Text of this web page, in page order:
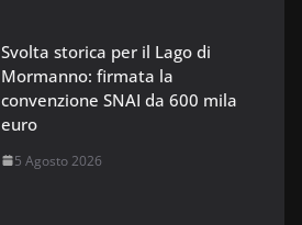
Svolta storica per il Lago di
Mormanno: firmata la
convenzione SNAI da 600 mila
euro
5 Agosto 2026